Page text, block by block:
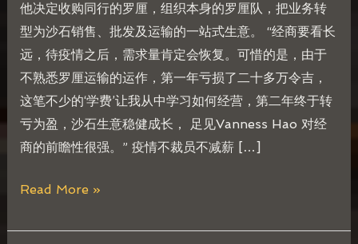
他决定收购同行的罗厘，组织本身的罗厘队，把业务转
型为沙石销售、批发及运输的一站式生意。 “经商要看长
远，待疫情之后，需求量肯定会恢复。可惜的是，由于
不熟悉罗厘运输的运作，第一年亏损了二十多万令吉，
这笔不少的‘学费’让我从中学习如何经营，第二年终于转
亏为盈，沙石生意稳健成长， 足见Vanness Hao 对经
商的前瞻性很强。” 疫情不裁员不减薪 […]
Read More »